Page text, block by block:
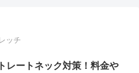
ッチ
レートネック対策！料金や